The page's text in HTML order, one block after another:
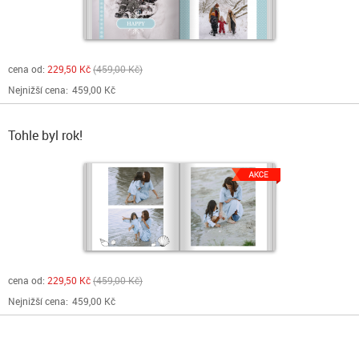
cena od: 229,50 Kč 459,00 Kč
Nejnižší cena: 459,00 Kč
Tohle byl rok!
cena od: 229,50 Kč 459,00 Kč
Nejnižší cena: 459,00 Kč